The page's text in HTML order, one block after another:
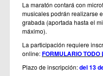
La maratón contará con
musicales podrán realizarse
grabada (aportada hasta el
máximo).
La participación requiere
online:FORMULARIO TODO
Plazo de inscripción:del 13